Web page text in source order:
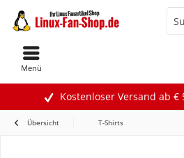
Kostenloser Versand ab €
Menü
Übersicht T-Shirts